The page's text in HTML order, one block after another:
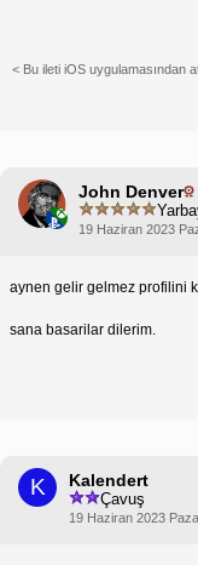
< Bu ileti iOS uygulamasından
John Denver
19 Haziran 2023
aynen gelir gelmez profilini
sana basarilar dilerim.
K Kalendert
Çavuş
19 Haziran 2023